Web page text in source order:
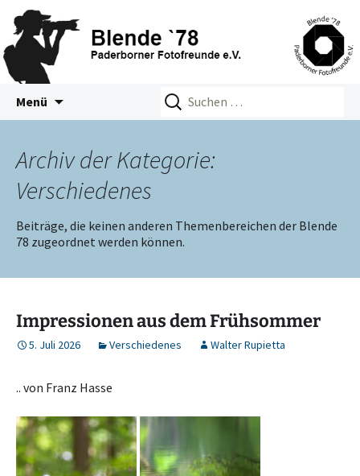
Blende 78 – Paderborner
Fotofreunde e.V.
Menü
Suchen
nach:
Archiv der Kategorie:
Verschiedenes
Beiträge, die keinen anderen Themenbereichen der Blende
78 zugeordnet werden können.
Impressionen aus dem Frühsommer
5. Juli 2026 Verschiedenes Walter Rupietta
.. von Franz Hasse